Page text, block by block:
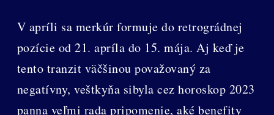
V apríli sa merkúr formuje do retrográdnej
pozície od 21. apríla do 15. mája. Aj keď je
tento tranzit väčšinou považovaný za
negatívny, veštkyňa sibyla cez horoskop 2023
panna veľmi rada pripomenie, aké benefity